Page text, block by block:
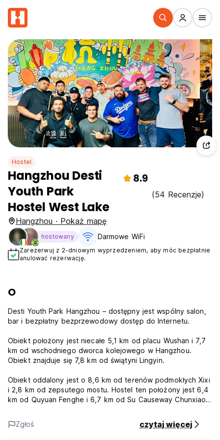
Hostel
Hangzhou Desti
Youth Park
Hostel West Lake
8.9
(54 Recenzje)
Hangzhou · Pokaż mapę
hostowany Darmowe WiFi
Zarezerwuj z 2-dniowym wyprzedzeniem, aby móc bezpłatnie
anulować rezerwację.
O
Desti Youth Park Hangzhou – dostępny jest wspólny salon,
bar i bezpłatny bezprzewodowy dostęp do Internetu.
Obiekt położony jest niecałe 5,1 km od placu Wushan i 7,7
km od wschodniego dworca kolejowego w Hangzhou.
Obiekt znajduje się 7,8 km od świątyni Lingyin.
Obiekt oddalony jest o 8,6 km od terenów podmokłych Xixi
i 2,8 km od zepsutego mostu. Hostel ten położony jest 6,4
km od Quyuan Fenghe i 6,7 km od Su Causeway Chunxiao.
Odległość od Bai Dyke wynosi 3 km, a od centrum
sportowego Huanglong – 3,3 km. Najbliższe lotnisko to
Zgłoś czytaj więcej